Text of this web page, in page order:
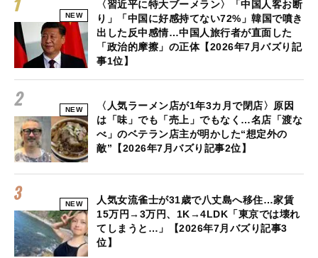
NEW
〈習近平に特大ブーメラン〉「中国人客お断
り」「中国に好感持てない72%」韓国で噴き
出した反中感情…中国人旅行者が直面した
「政治的摩擦」の正体【2026年7月バズり記
事1位】
NEW
〈人気ラーメン店が1年3カ月で閉店〉原因
は「味」でも「売上」でもなく…名店「渡な
べ」のベテラン店主が明かした“想定外の
敵”【2026年7月バズり記事2位】
NEW
人気女流雀士が31歳で八丈島へ移住…家賃
15万円→3万円、1K→4LDK「東京では壊れ
てしまうと…」【2026年7月バズり記事3
位】